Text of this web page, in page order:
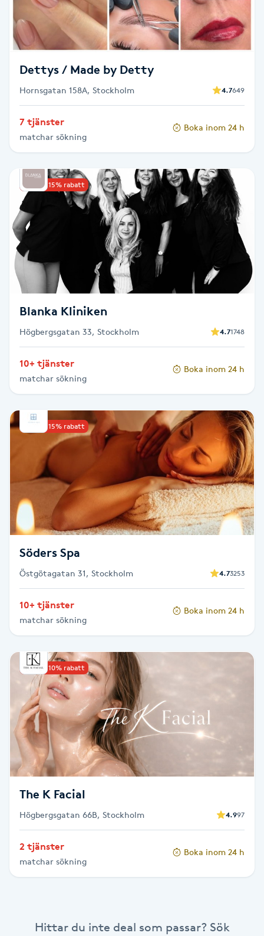
Face framing
Faceliftmassage
Fettreducering
Fibromassage
Fillers
Fotmassage
Fotsvamp
Fotvård
Fransborttagning
Fransfärgning
Fransförlängning
Fransförlängning Megavolym
Fransförlängning Volym
Fransrengöring
Frekvensterapi
Friskvårdsmassage
Frisör
Funktionsanalys
Färgning
Gel naglar
Dettys / Made by Detty
Hornsgatan 158A, Stockholm 4.7649
7 tjänster
matchar sökning
Boka inom 24 h
Upp till 15% rabatt
Blanka Kliniken
Högbergsgatan 33, Stockholm 4.71748
10+ tjänster
matchar sökning
Boka inom 24 h
Upp till 15% rabatt
Söders Spa
Östgötagatan 31, Stockholm 4.73253
10+ tjänster
matchar sökning
Boka inom 24 h
Upp till 10% rabatt
The K Facial
Högbergsgatan 66B, Stockholm 4.997
2 tjänster
matchar sökning
Boka inom 24 h
Hittar du inte deal som passar? Sök